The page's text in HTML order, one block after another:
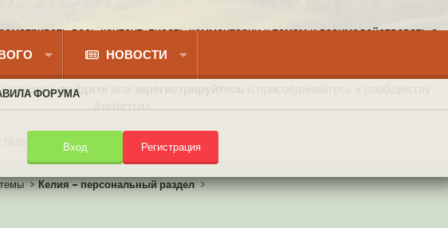
весь контент, писать комментарии к темам и взаимодействовать с
сообществом.
кнопки,войдите
ibidem.ru.
Вход Регистрация
НОВОСТИ
ФОРУМА
смайлики
Ассистента
рейтинга (оценок) на форуме
Келия - персональный раздел